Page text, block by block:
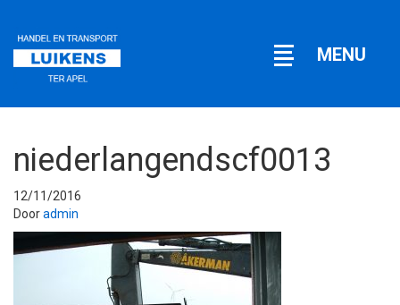
Open
MENU
niederlangendscf0013
12/11/2016
Dooradmin